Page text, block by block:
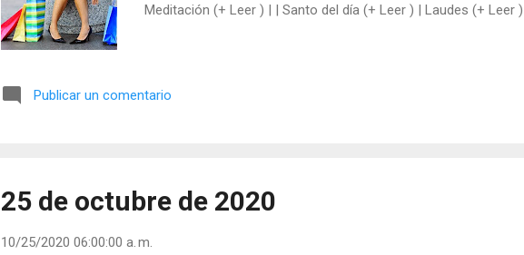
Meditación (+ Leer ) | | Santo del día (+ Leer ) | Laudes (+ Leer
Publicar un comentario
25 de octubre de 2020
10/25/2020 06:00:00 a. m.